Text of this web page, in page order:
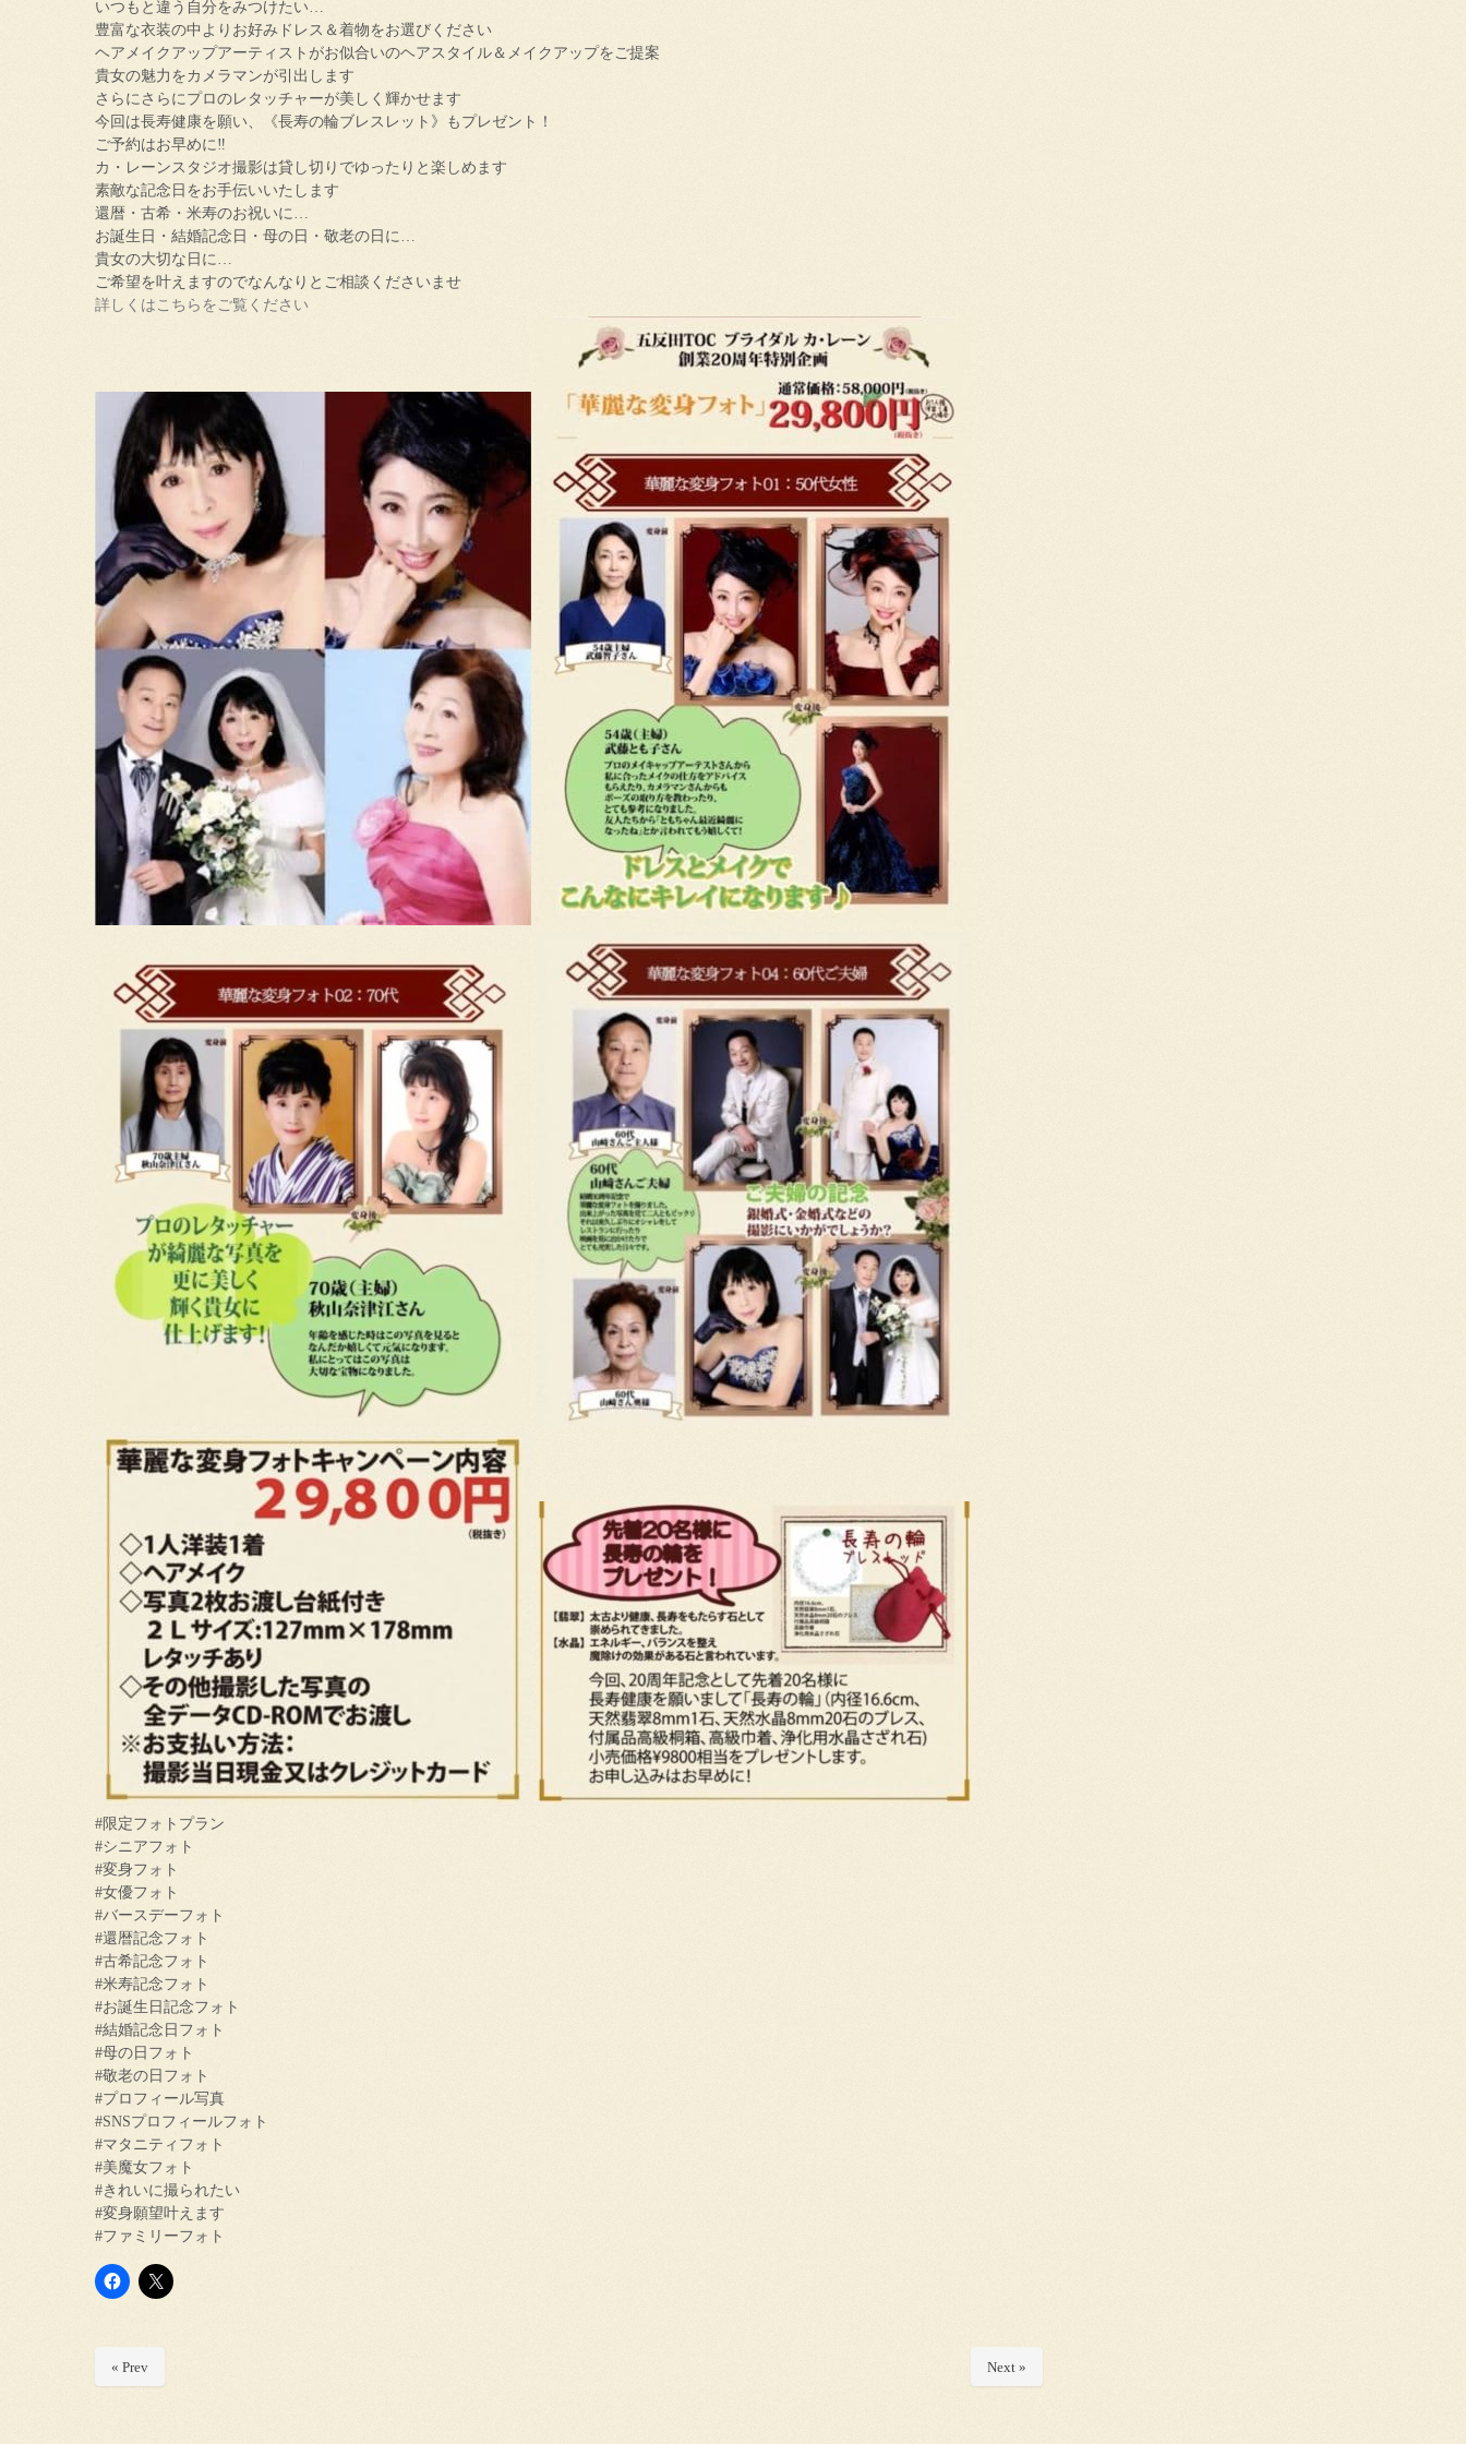
いつもと違う自分をみつけたい…
豊富な衣装の中よりお好みドレス＆着物をお選びください
ヘアメイクアップアーティストがお似合いのヘアスタイル＆メイクアップをご提案
貴女の魅力をカメラマンが引出します
さらにさらにプロのレタッチャーが美しく輝かせます
今回は長寿健康を願い、《長寿の輪ブレスレット》もプレゼント！
ご予約はお早めに‼
カ・レーンスタジオ撮影は貸し切りでゆったりと楽しめます
素敵な記念日をお手伝いいたします
還暦・古希・米寿のお祝いに…
お誕生日・結婚記念日・母の日・敬老の日に…
貴女の大切な日に…
ご希望を叶えますのでなんなりとご相談くださいませ
詳しくはこちらをご覧ください
#限定フォトプラン
#シニアフォト
#変身フォト
#女優フォト
#バースデーフォト
#還暦記念フォト
#古希記念フォト
#米寿記念フォト
#お誕生日記念フォト
#結婚記念日フォト
#母の日フォト
#敬老の日フォト
#プロフィール写真
#SNSプロフィールフォト
#マタニティフォト
#美魔女フォト
#きれいに撮られたい
#変身願望叶えます
#ファミリーフォト
« Prev Next »